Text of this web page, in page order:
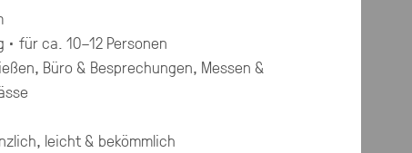
· für ca. 10–12 Personen
Büro & Besprechungen, Messen &
leicht & bekömmlich